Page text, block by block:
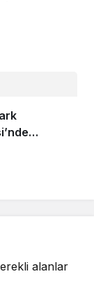
alanlar